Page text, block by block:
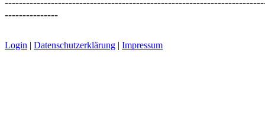
---------------
Login | Datenschutzerklärung | Impressum